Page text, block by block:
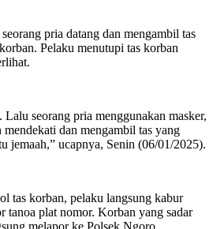
pria datang dan mengambil tas
Pelaku menutupi tas korban
seorang pria menggunakan masker,
dan mengambil tas yang
jemaah,” ucapnya, Senin (06/01/2025).
tas korban, pelaku langsung kabur
tanoa plat nomor. Korban yang sadar
melapor ke Polsek Ngoro.